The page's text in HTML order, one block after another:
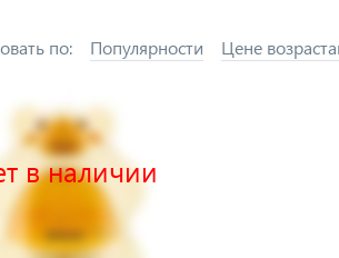
по: Популярности Цене
в наличии